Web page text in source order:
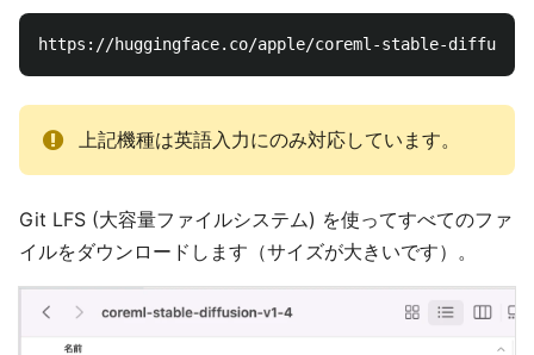
上記機種は英語入力にのみ対応しています。
Git LFS (大容量ファイルシステム) を使ってすべてのファ
イルをダウンロードします（サイズが大きいです）。